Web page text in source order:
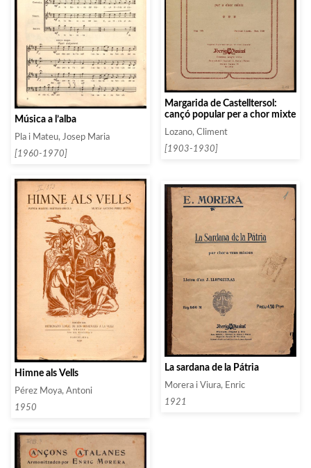
Música a l’alba
Pla i Mateu, Josep Maria
[1960-1970]
Margarida de Castelltersol:
cançó popular per a chor mixte
Lozano, Climent
[1903-1930]
Himne als Vells
Pérez Moya, Antoni
1950
La sardana de la Pátria
Morera i Viura, Enric
1921